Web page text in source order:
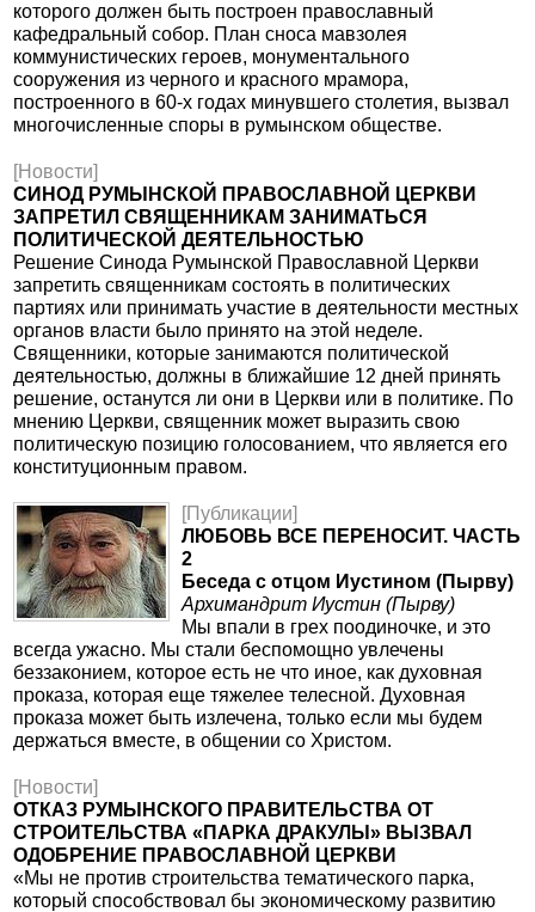
которого должен быть построен православный
кафедральный собор. План сноса мавзолея
коммунистических героев, монументального
сооружения из черного и красного мрамора,
построенного в 60-х годах минувшего столетия, вызвал
многочисленные споры в румынском обществе.
[Новости]
СИНОД РУМЫНСКОЙ ПРАВОСЛАВНОЙ ЦЕРКВИ
ЗАПРЕТИЛ СВЯЩЕННИКАМ ЗАНИМАТЬСЯ
ПОЛИТИЧЕСКОЙ ДЕЯТЕЛЬНОСТЬЮ
Решение Синода Румынской Православной Церкви
запретить священникам состоять в политических
партиях или принимать участие в деятельности местных
органов власти было принято на этой неделе.
Священники, которые занимаются политической
деятельностью, должны в ближайшие 12 дней принять
решение, останутся ли они в Церкви или в политике. По
мнению Церкви, священник может выразить свою
политическую позицию голосованием, что является его
конституционным правом.
[Публикации]
ЛЮБОВЬ ВСЕ ПЕРЕНОСИТ. ЧАСТЬ
2
Беседа с отцом Иустином (Пырву)
Архимандрит Иустин (Пырву)
Мы впали в грех поодиночке, и это
всегда ужасно. Мы стали беспомощно увлечены
беззаконием, которое есть не что иное, как духовная
проказа, которая еще тяжелее телесной. Духовная
проказа может быть излечена, только если мы будем
держаться вместе, в общении со Христом.
[Новости]
ОТКАЗ РУМЫНСКОГО ПРАВИТЕЛЬСТВА ОТ
СТРОИТЕЛЬСТВА «ПАРКА ДРАКУЛЫ» ВЫЗВАЛ
ОДОБРЕНИЕ ПРАВОСЛАВНОЙ ЦЕРКВИ
«Мы не против строительства тематического парка,
который способствовал бы экономическому развитию